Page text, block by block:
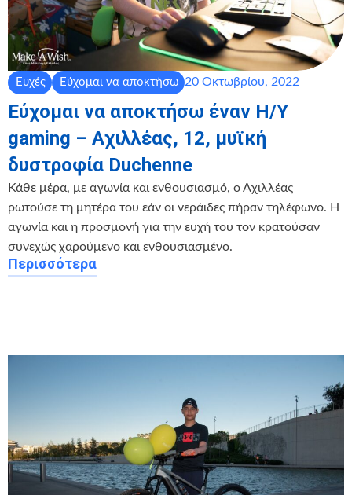
Ευχές Εύχομαι να αποκτήσω 20 Οκτωβρίου, 2022
Εύχομαι να αποκτήσω έναν Η/Υ
gaming – Αχιλλέας, 12, μυϊκή
δυστροφία Duchenne
Κάθε μέρα, με αγωνία και ενθουσιασμό, ο Αχιλλέας
ρωτούσε τη μητέρα του εάν οι νεράιδες πήραν τηλέφωνο. Η
αγωνία και η προσμονή για την ευχή του τον κρατούσαν
συνεχώς χαρούμενο και ενθουσιασμένο.
Περισσότερα